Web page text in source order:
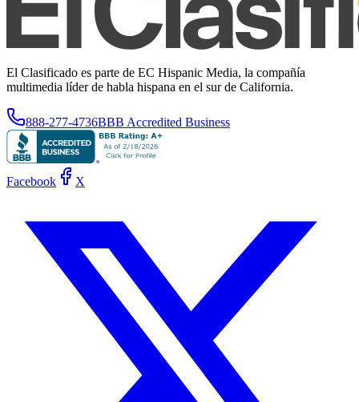
El Clasificado es parte de EC Hispanic Media, la compañía
multimedia líder de habla hispana en el sur de California.
888-277-4736BBB Accredited Business
Facebook X